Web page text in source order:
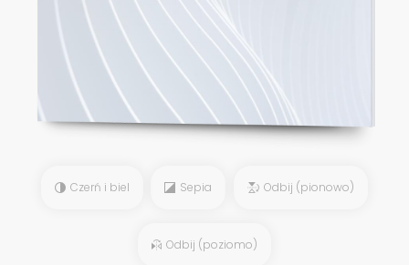
Czerń i biel Sepia Odbij (pionowo)
Odbij (poziomo)